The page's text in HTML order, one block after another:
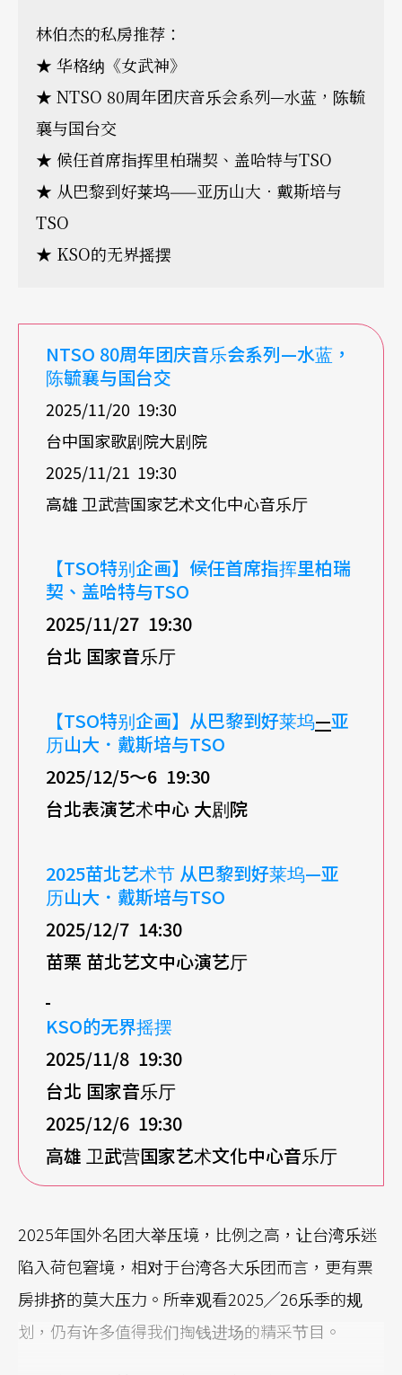
林伯杰的私房推荐：
★ 华格纳《女武神》
★ NTSO 80周年团庆音乐会系列—水蓝，陈毓
襄与国台交
★ 候任首席指挥里柏瑞契、盖哈特与TSO
★ 从巴黎到好莱坞——亚历山大．戴斯培与
TSO
★ KSO的无界摇摆
NTSO 80周年团庆音乐会系列—水蓝，
陈毓襄与国台交
2025/11/20 19:30
台中国家歌剧院大剧院
2025/11/21 19:30
高雄 卫武营国家艺术文化中心音乐厅
【TSO特别企画】候任首席指挥里柏瑞
契、盖哈特与TSO
2025/11/27 19:30
台北 国家音乐厅
【TSO特别企画】从巴黎到好莱坞—亚
历山大．戴斯培与TSO
2025/12/5～6 19:30
台北表演艺术中心 大剧院
2025苗北艺术节 从巴黎到好莱坞—亚
历山大．戴斯培与TSO
2025/12/7 14:30
苗栗 苗北艺文中心演艺厅
KSO的无界摇摆
2025/11/8 19:30
台北 国家音乐厅
2025/12/6 19:30
高雄 卫武营国家艺术文化中心音乐厅
2025年国外名团大举压境，比例之高，让台湾乐迷
陷入荷包窘境，相对于台湾各大乐团而言，更有票
房排挤的莫大压力。所幸观看2025╱26乐季的规
划，仍有许多值得我们掏钱进场的精采节目。